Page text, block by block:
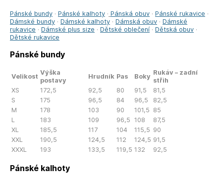
Pánské bundy · Pánské kalhoty · Pánská obuv · Pánské rukavice ·
Dámské bundy · Dámské kalhoty · Dámská obuv · Dámské
rukavice · Dámské plus size · Dětské oblečení · Dětská obuv ·
Dětské rukavice
Pánské bundy
Velikost
Výška
postavy
Hrudník Pas Boky
Rukáv – zadní
střih
XS
172,5 92,5 80 91,5
81,5
S
175 96,5 84 96,5
82,5
M
178 103 90 101,5 85
L
183 109 96,5 108
87,5
XL
185,5 117 104 115,5 90
XXL
190,5 124,5 112 124,5 91,5
XXXL
193 133,5 119,5 132 92,5
Pánské kalhoty